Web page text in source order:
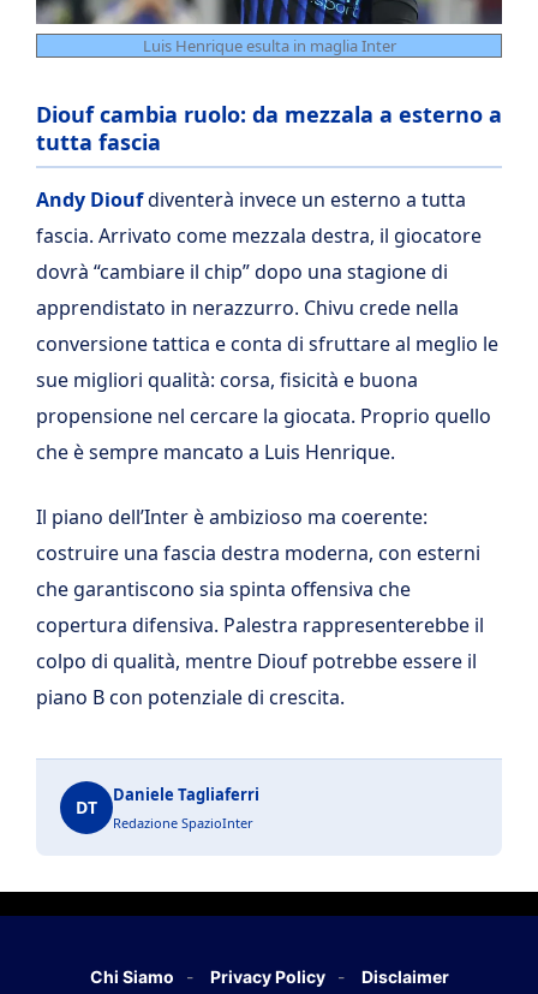
Luis Henrique esulta in maglia Inter
Diouf cambia ruolo: da mezzala a esterno a
tutta fascia
Andy Dioufdiventerà invece un esterno a tutta
fascia. Arrivato come mezzala destra, il giocatore
dovrà “cambiare il chip” dopo una stagione di
apprendistato in nerazzurro. Chivu crede nella
conversione tattica e conta di sfruttare al meglio le
sue migliori qualità: corsa, fisicità e buona
propensione nel cercare la giocata. Proprio quello
che è sempre mancato a Luis Henrique.
Il piano dell’Inter è ambizioso ma coerente:
costruire una fascia destra moderna, con esterni
che garantiscono sia spinta offensiva che
copertura difensiva. Palestra rappresenterebbe il
colpo di qualità, mentre Diouf potrebbe essere il
piano B con potenziale di crescita.
DT
Daniele Tagliaferri
Redazione SpazioInter
Chi Siamo Privacy Policy Disclaimer